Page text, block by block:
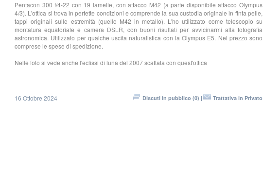
Pentacon 300 f/4-22 con 19 lamelle, con attacco M42 (a parte disponibile attacco Olympus
4/3). L'ottica si trova in perfette condizioni e comprende la sua custodia originale in finta pelle,
tappi originali sulle estremità (quello M42 in metallo). L'ho utilizzato come telescopio su
montatura equatoriale e camera DSLR, con buoni risultati per avvicinarmi alla fotografia
astronomica. Utilizzato per qualche uscita naturalistica con la Olympus E5. Nel prezzo sono
comprese le spese di spedizione.
Nelle foto si vede anche l'eclissi di luna del 2007 scattata con quest'ottica
16 Ottobre 2024 Discuti in pubblico (0) | Trattativa in Privato